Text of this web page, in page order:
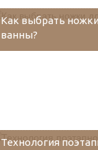
Как выбрать
ванны?
Технология